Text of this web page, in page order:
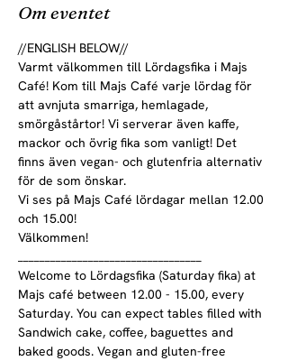
Om eventet
//ENGLISH BELOW//
Varmt välkommen till Lördagsfika i Majs
Café! Kom till Majs Café varje lördag för
att avnjuta smarriga, hemlagade,
smörgåstårtor! Vi serverar även kaffe,
mackor och övrig fika som vanligt! Det
finns även vegan- och glutenfria alternativ
för de som önskar.
Vi ses på Majs Café lördagar mellan 12.00
och 15.00!
Välkommen!
Welcome to Lördagsfika (Saturday fika) at
Majs café between 12.00 - 15.00, every
Saturday. You can expect tables filled with
Sandwich cake, coffee, baguettes and
baked goods. Vegan and gluten-free